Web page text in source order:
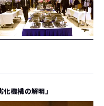
機構の解明」